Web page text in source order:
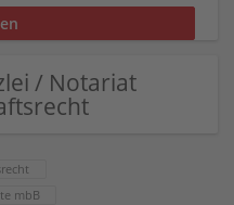
/ Notariat
mbB